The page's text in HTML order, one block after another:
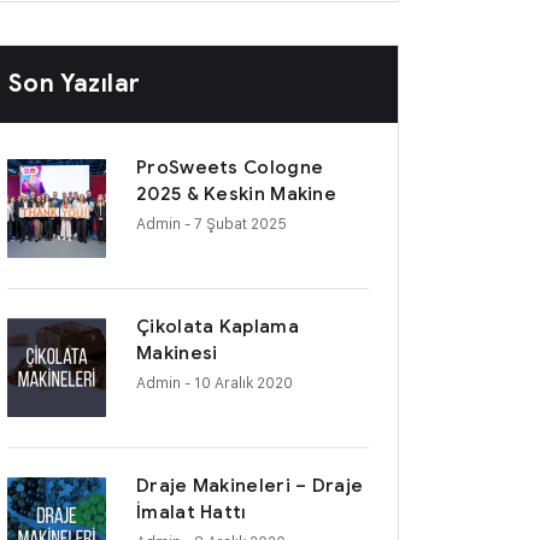
Son Yazılar
ProSweets Cologne
2025 & Keskin Makine
Admin - 7 Şubat 2025
Çikolata Kaplama
Makinesi
Admin - 10 Aralık 2020
Draje Makineleri – Draje
İmalat Hattı